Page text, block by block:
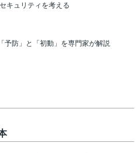
キュリティを考える
予防」と「初動」を専門家が解説